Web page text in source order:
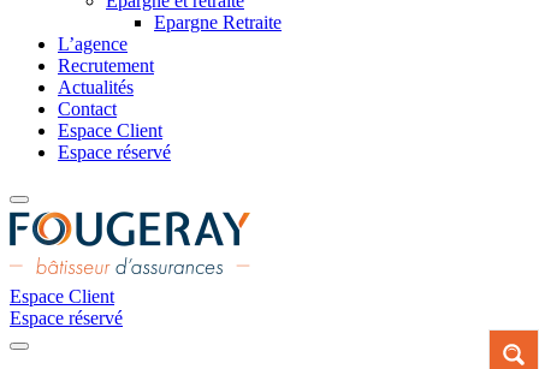
Epargne Retraite
L’agence
Recrutement
Actualités
Contact
Espace Client
Espace réservé
Espace Client
Espace réservé